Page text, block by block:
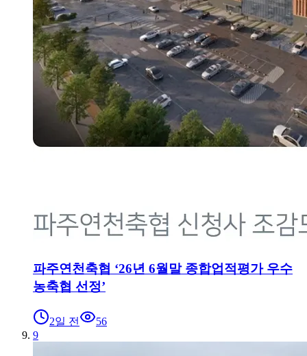
파주연천축협 ‘26년 6월말 종합업적평가 우수
농축협 선정’
2일 전
56
9